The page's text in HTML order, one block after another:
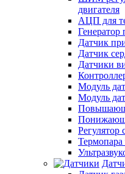
двигателя
АЦП для
Генератор
Датчик
Датчик
Датчики
Модуль
Модуль
Регулятор